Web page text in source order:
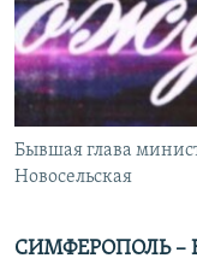
ПОБЕДИТЕЛЕЙ НЕ
УКРАИНСКАЯ
ПРИСОЕДИНЯЙТЕСЬ!
Все сайты RFE/RL
Бывшая глава
Новосельская
СИМФЕРОПОЛЬ –